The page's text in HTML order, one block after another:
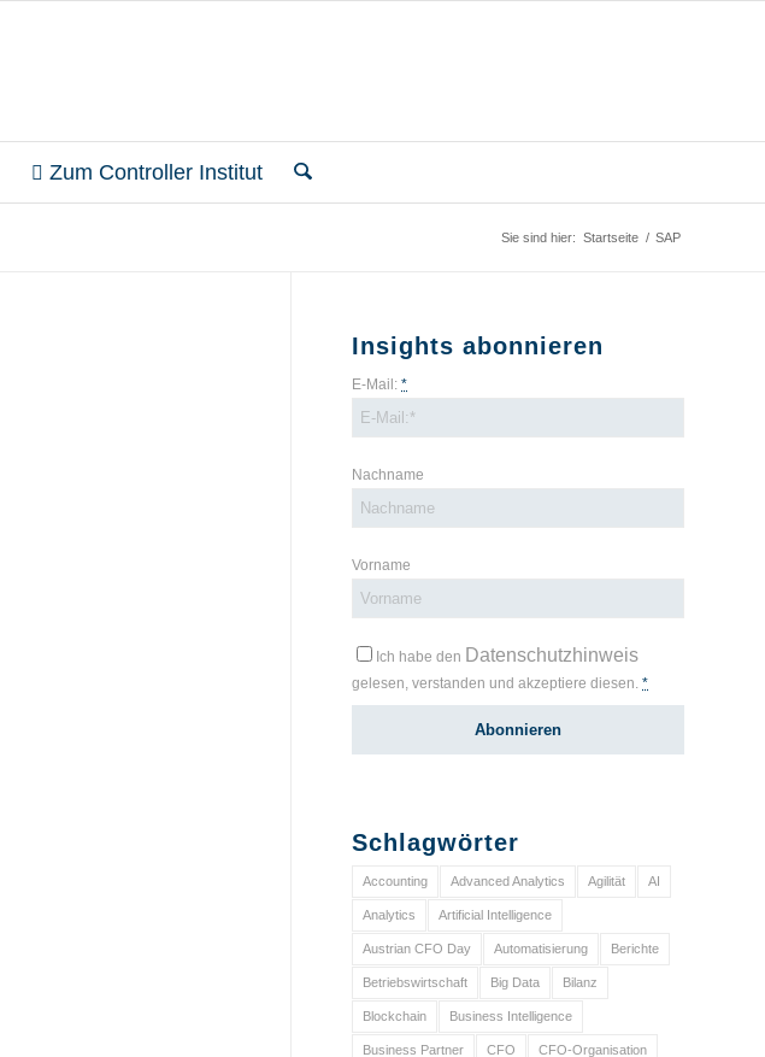
Zum Controller Institut
Sie sind hier: Startseite / SAP
Insights abonnieren
E-Mail:*
Nachname
Vorname
Ich habe den Datenschutzhinweis
gelesen, verstanden und akzeptiere diesen.*
Schlagwörter
Accounting Advanced Analytics Agilität AI
Analytics Artificial Intelligence
Austrian CFO Day Automatisierung Berichte
Betriebswirtschaft Big Data Bilanz
Blockchain Business Intelligence
Business Partner CFO CFO-Organisation